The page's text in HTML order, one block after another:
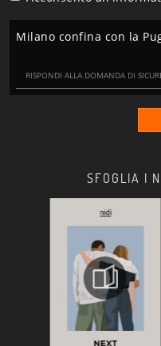
SFOGLIA I
Milano confina con la